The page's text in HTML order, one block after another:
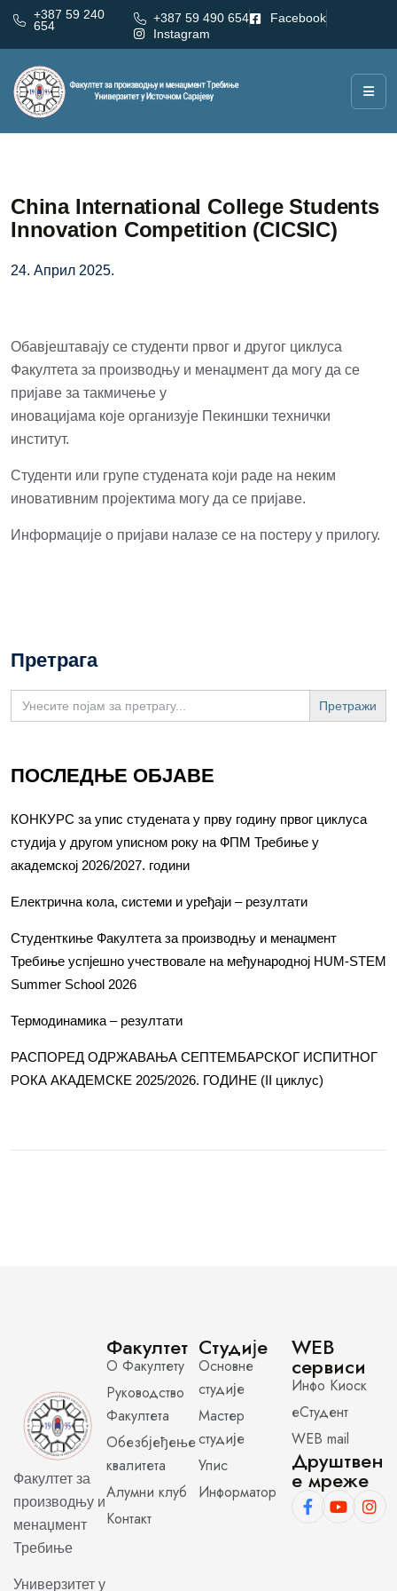
+387 59 240
654
+387 59 490 654
Facebook
Instagram
China International College Students
Innovation Competition (CICSIC)
24. Април 2025.
Обавјештавају се студенти првог и другог циклуса
Факултета за производњу и менаџмент да могу да се
пријаве за такмичење у
иновацијама које организује Пекиншки технички
институт.
Студенти или групе студената који раде на неким
иновативним пројектима могу да се пријаве.
Информације о пријави налазе се на постеру у прилогу.
Претрага
Search
for:
ПОСЛЕДЊЕ ОБЈАВЕ
КОНКУРС за упис студената у прву годину првог циклуса
студија у другом уписном року на ФПМ Требиње у
академској 2026/2027. години
Електрична кола, системи и уређаји – резултати
Студенткиње Факултета за производњу и менаџмент
Требиње успјешно учествовале на међународној HUM-STEM
Summer School 2026
Термодинамика – резултати
РАСПОРЕД ОДРЖАВАЊА СЕПТЕМБАРСКОГ ИСПИТНОГ
РОКА АКАДЕМСКЕ 2025/2026. ГОДИНЕ (II циклус)
Факултет за
производњу и
менаџмент
Требиње
Универзитет у
Факултет
О Факултету
Руководство
Факултета
Обезбјеђење
квалитета
Алумни клуб
Контакт
Студије
Основне
студије
Мастер
студије
Упис
Информатор
WEB
сервиси
Инфо Киоск
еСтудент
WEB mail
Друштвен
е мреже